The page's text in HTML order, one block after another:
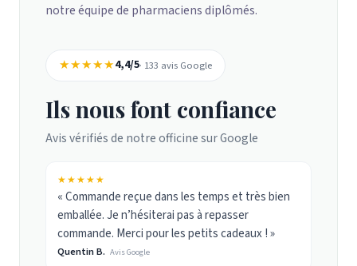
notre équipe de pharmaciens diplômés.
★★★★★4,4/5· 133 avis Google
Ils nous font confiance
Avis vérifiés de notre officine sur Google
★★★★★
« Commande reçue dans les temps et très bien
emballée. Je n’hésiterai pas à repasser
commande. Merci pour les petits cadeaux ! »
Quentin B. Avis Google